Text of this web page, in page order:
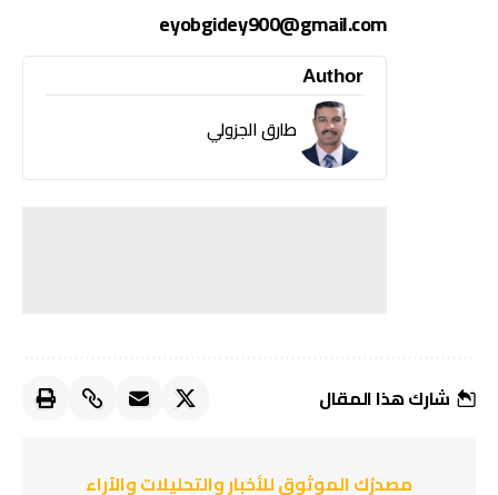
eyobgidey900@gmail.com
Author
طارق الجزولي
شارك هذا المقال
مصدرُك الموثوق للأخبار والتحليلات والآراء